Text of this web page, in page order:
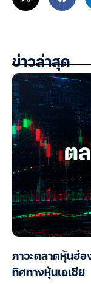
ข่าวล่าสุด
ภาวะตลาดหุ้นฮ่อ
ทิศทางหุ้นเอเชีย